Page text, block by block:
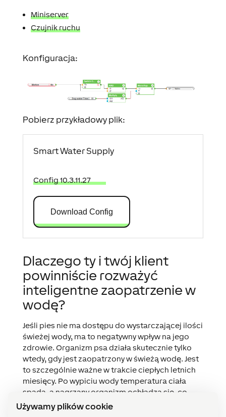
Używamy plików cookie
Miniserver
Czujnik ruchu
Konfiguracja:
Pobierz przykładowy plik:
Smart Water Supply
Config 10.3.11.27
Download Config
Dlaczego ty i twój klient
powinniście rozważyć
inteligentne zaopatrzenie w
wodę?
Jeśli pies nie ma dostępu do wystarczającej ilości
świeżej wody, ma to negatywny wpływ na jego
zdrowie. Organizm psa działa skutecznie tylko
wtedy, gdy jest zaopatrzony w świeżą wodę. Jest
to szczególnie ważne w trakcie ciepłych letnich
miesięcy. Po wypiciu wody temperatura ciała
spada, a nagrzany organizm ochładza się, co
pozytywnie wpływa na krążenie psa. Inteligentne